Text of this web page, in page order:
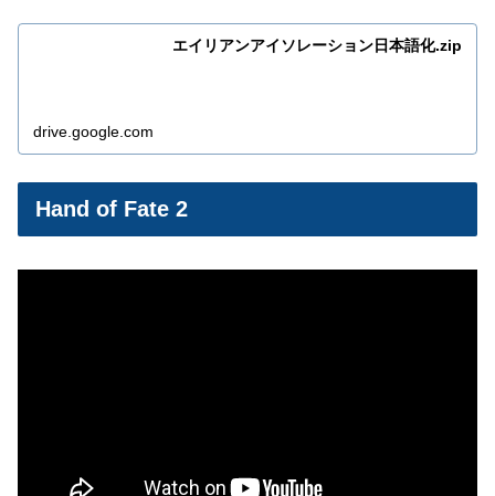
エイリアンアイソレーション日本語化.zip
drive.google.com
Hand of Fate 2